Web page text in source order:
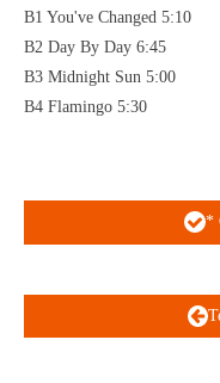
B1 You've Changed 5:10
B2 Day By Day 6:45
B3 Midnight Sun 5:00
B4 Flamingo 5:30
*